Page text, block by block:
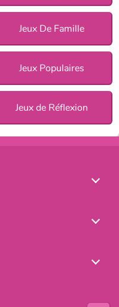
Jeux De Famille
Jeux Populaires
Jeux de Réflexion